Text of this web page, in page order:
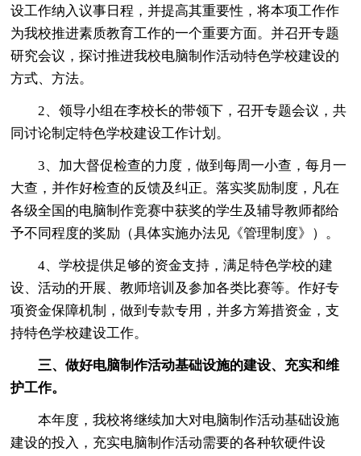
设工作纳入议事日程，并提高其重要性，将本项工作作
为我校推进素质教育工作的一个重要方面。并召开专题
研究会议，探讨推进我校电脑制作活动特色学校建设的
方式、方法。
2、领导小组在李校长的带领下，召开专题会议，共
同讨论制定特色学校建设工作计划。
3、加大督促检查的力度，做到每周一小查，每月一
大查，并作好检查的反馈及纠正。落实奖励制度，凡在
各级全国的电脑制作竞赛中获奖的学生及辅导教师都给
予不同程度的奖励（具体实施办法见《管理制度》）。
4、学校提供足够的资金支持，满足特色学校的建
设、活动的开展、教师培训及参加各类比赛等。作好专
项资金保障机制，做到专款专用，并多方筹措资金，支
持特色学校建设工作。
三、做好电脑制作活动基础设施的建设、充实和维
护工作。
本年度，我校将继续加大对电脑制作活动基础设施
建设的投入，充实电脑制作活动需要的各种软硬件设